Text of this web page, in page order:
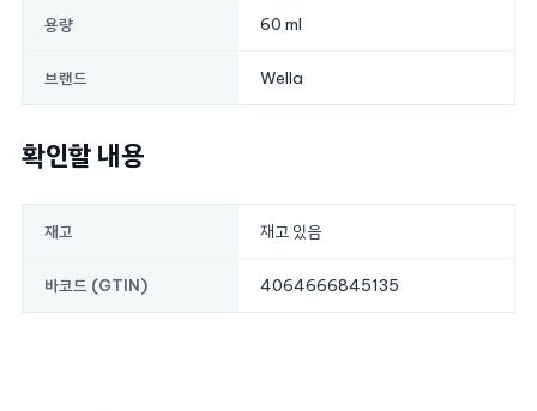
용량 60 ml
브랜드 Wella
확인할 내용
재고 재고 있음
바코드 (GTIN) 4064666845135